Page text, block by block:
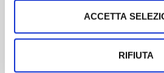
ACCETTA
RIFIUTA
Scopri un servizio d'informazione di alta